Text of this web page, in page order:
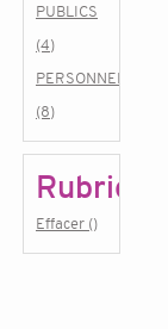
PUBLICS
(4)
PERSONNEL
(8)
Rubrique
Effacer ()